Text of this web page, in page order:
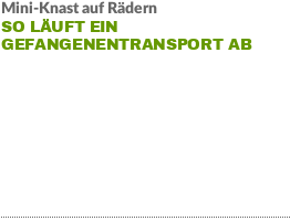
Mini-Knast auf Rädern
SO LÄUFT EIN
GEFANGENENTRANSPORT AB